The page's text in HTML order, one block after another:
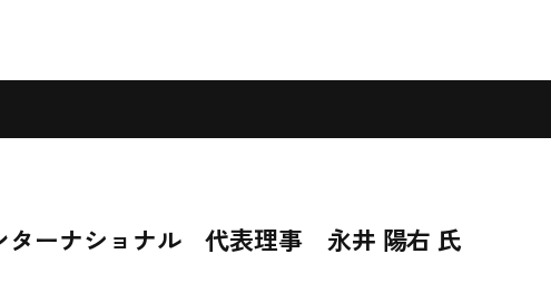
ターナショナル 代表理事 永井 陽右 氏